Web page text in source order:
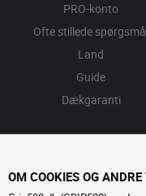
PRO-konto
Ofte stillede
Land
Guide
Dækgaranti
OM COOKIES OG